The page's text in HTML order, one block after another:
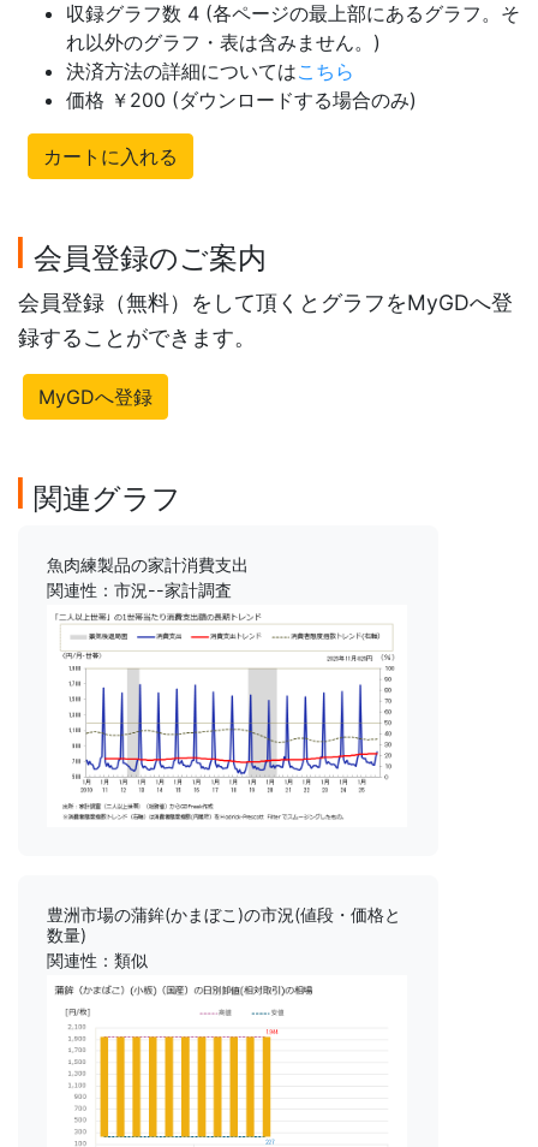
収録グラフ数 4 (各ページの最上部にあるグラフ。そ
れ以外のグラフ・表は含みません。)
決済方法の詳細についてはこちら
価格 ￥200 (ダウンロードする場合のみ)
カートに入れる
会員登録のご案内
会員登録（無料）をして頂くとグラフをMyGDへ登
録することができます。
MyGDへ登録
関連グラフ
魚肉練製品の家計消費支出
関連性：市況--家計調査
豊洲市場の蒲鉾(かまぼこ)の市況(値段・価格と
数量)
関連性：類似